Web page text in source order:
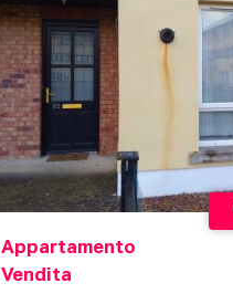
Appartamento
Vendita